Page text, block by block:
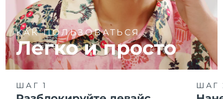
КАК ПОЛЬЗОВАТЬСЯ
Легко и просто
ШАГ 1 ШАГ